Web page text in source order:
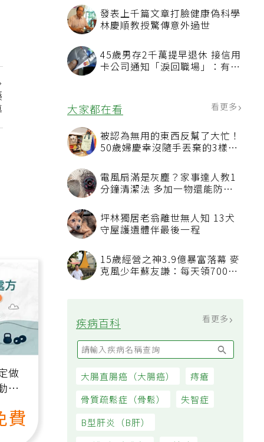
發表上千篇文章打臉健康偽科學
林慶順教授驚傳意外過世
45歲男存2千萬提早退休 接信用
卡公司通知「淚回職場」：有錢
大家都在看
被認為無用的東西反幫了大忙！
50歲婦慶幸沒隨手丟棄的3樣物
電風扇滿是灰塵？家事達人教1
汙附著
坪林獨居老翁離世無人知 13犬
15歲經營之神3.9億暴富落幕 麥
疾病百科
做
、
能
費